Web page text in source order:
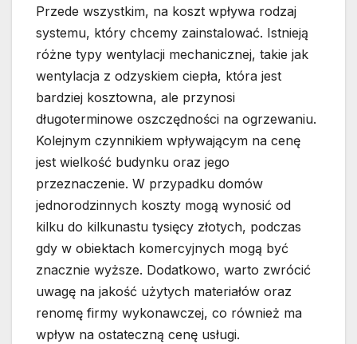
Przede wszystkim, na koszt wpływa rodzaj
systemu, który chcemy zainstalować. Istnieją
różne typy wentylacji mechanicznej, takie jak
wentylacja z odzyskiem ciepła, która jest
bardziej kosztowna, ale przynosi
długoterminowe oszczędności na ogrzewaniu.
Kolejnym czynnikiem wpływającym na cenę
jest wielkość budynku oraz jego
przeznaczenie. W przypadku domów
jednorodzinnych koszty mogą wynosić od
kilku do kilkunastu tysięcy złotych, podczas
gdy w obiektach komercyjnych mogą być
znacznie wyższe. Dodatkowo, warto zwrócić
uwagę na jakość użytych materiałów oraz
renomę firmy wykonawczej, co również ma
wpływ na ostateczną cenę usługi.